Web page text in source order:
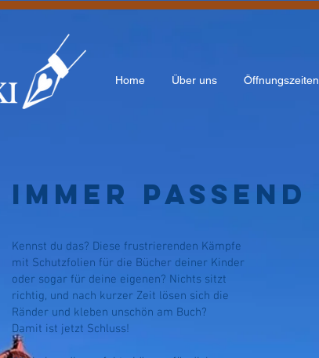
Home Über uns Öffnungszeiten
Immer Passend
Kennst du das? Diese frustrierenden Kämpfe
mit Schutzfolien für die Bücher deiner Kinder
oder sogar für deine eigenen? Nichts sitzt
richtig, und nach kurzer Zeit lösen sich die
Ränder und kleben unschön am Buch?
Damit ist jetzt Schluss!